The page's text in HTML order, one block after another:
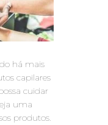
há mais
capilares
cuidar
uma
produtos.